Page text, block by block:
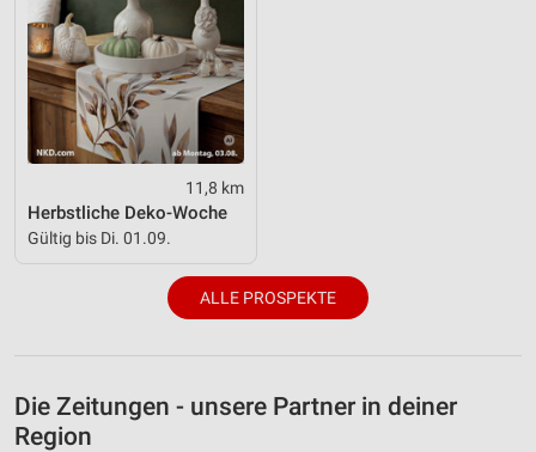
11,8 km
Herbstliche Deko-Woche
Gültig bis Di. 01.09.
ALLE PROSPEKTE
Die Zeitungen - unsere Partner in deiner
Region